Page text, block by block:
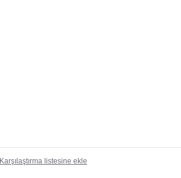
Karşılaştırma listesine ekle